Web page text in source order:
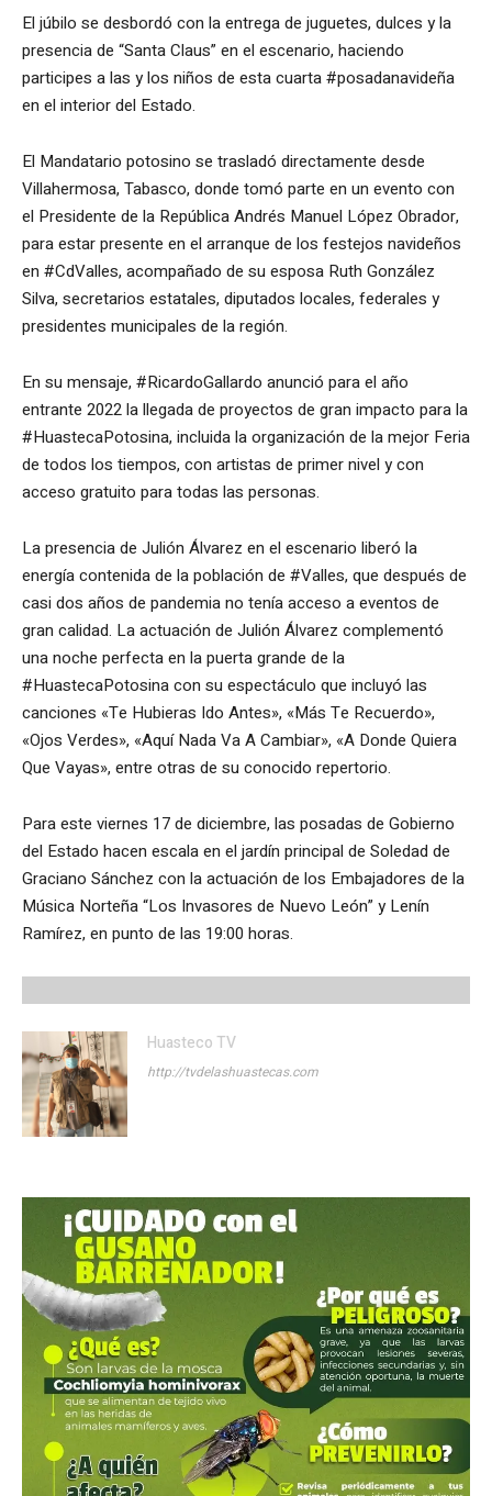
El júbilo se desbordó con la entrega de juguetes, dulces y la
presencia de “Santa Claus” en el escenario, haciendo
participes a las y los niños de esta cuarta #posadanavideña
en el interior del Estado.
El Mandatario potosino se trasladó directamente desde
Villahermosa, Tabasco, donde tomó parte en un evento con
el Presidente de la República Andrés Manuel López Obrador,
para estar presente en el arranque de los festejos navideños
en #CdValles, acompañado de su esposa Ruth González
Silva, secretarios estatales, diputados locales, federales y
presidentes municipales de la región.
En su mensaje, #RicardoGallardo anunció para el año
entrante 2022 la llegada de proyectos de gran impacto para la
#HuastecaPotosina, incluida la organización de la mejor Feria
de todos los tiempos, con artistas de primer nivel y con
acceso gratuito para todas las personas.
La presencia de Julión Álvarez en el escenario liberó la
energía contenida de la población de #Valles, que después de
casi dos años de pandemia no tenía acceso a eventos de
gran calidad. La actuación de Julión Álvarez complementó
una noche perfecta en la puerta grande de la
#HuastecaPotosina con su espectáculo que incluyó las
canciones «Te Hubieras Ido Antes», «Más Te Recuerdo»,
«Ojos Verdes», «Aquí Nada Va A Cambiar», «A Donde Quiera
Que Vayas», entre otras de su conocido repertorio.
Para este viernes 17 de diciembre, las posadas de Gobierno
del Estado hacen escala en el jardín principal de Soledad de
Graciano Sánchez con la actuación de los Embajadores de la
Música Norteña “Los Invasores de Nuevo León” y Lenín
Ramírez, en punto de las 19:00 horas.
Huasteco TV
http://tvdelashuastecas.com